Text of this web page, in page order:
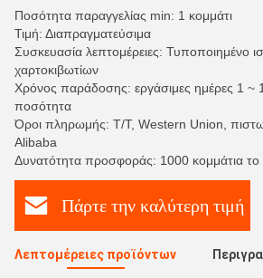
Ποσότητα παραγγελίας min: 1 κομμάτι
Τιμή: Διαπραγματεύσιμα
Συσκευασία λεπτομέρειες: Τυποποιημένο
χαρτοκιβωτίων
Χρόνος παράδοσης: εργάσιμες ημέρες 1 ~
ποσότητα
Όροι πληρωμής: T/T, Western Union,
Alibaba
Δυνατότητα προσφοράς: 1000 κομμάτια το
Πάρτε την καλύτερη τιμή
Λεπτομέρειες προϊόντων